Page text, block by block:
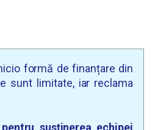
formă de finanțare din
sunt limitate, iar reclama
susținerea echipei